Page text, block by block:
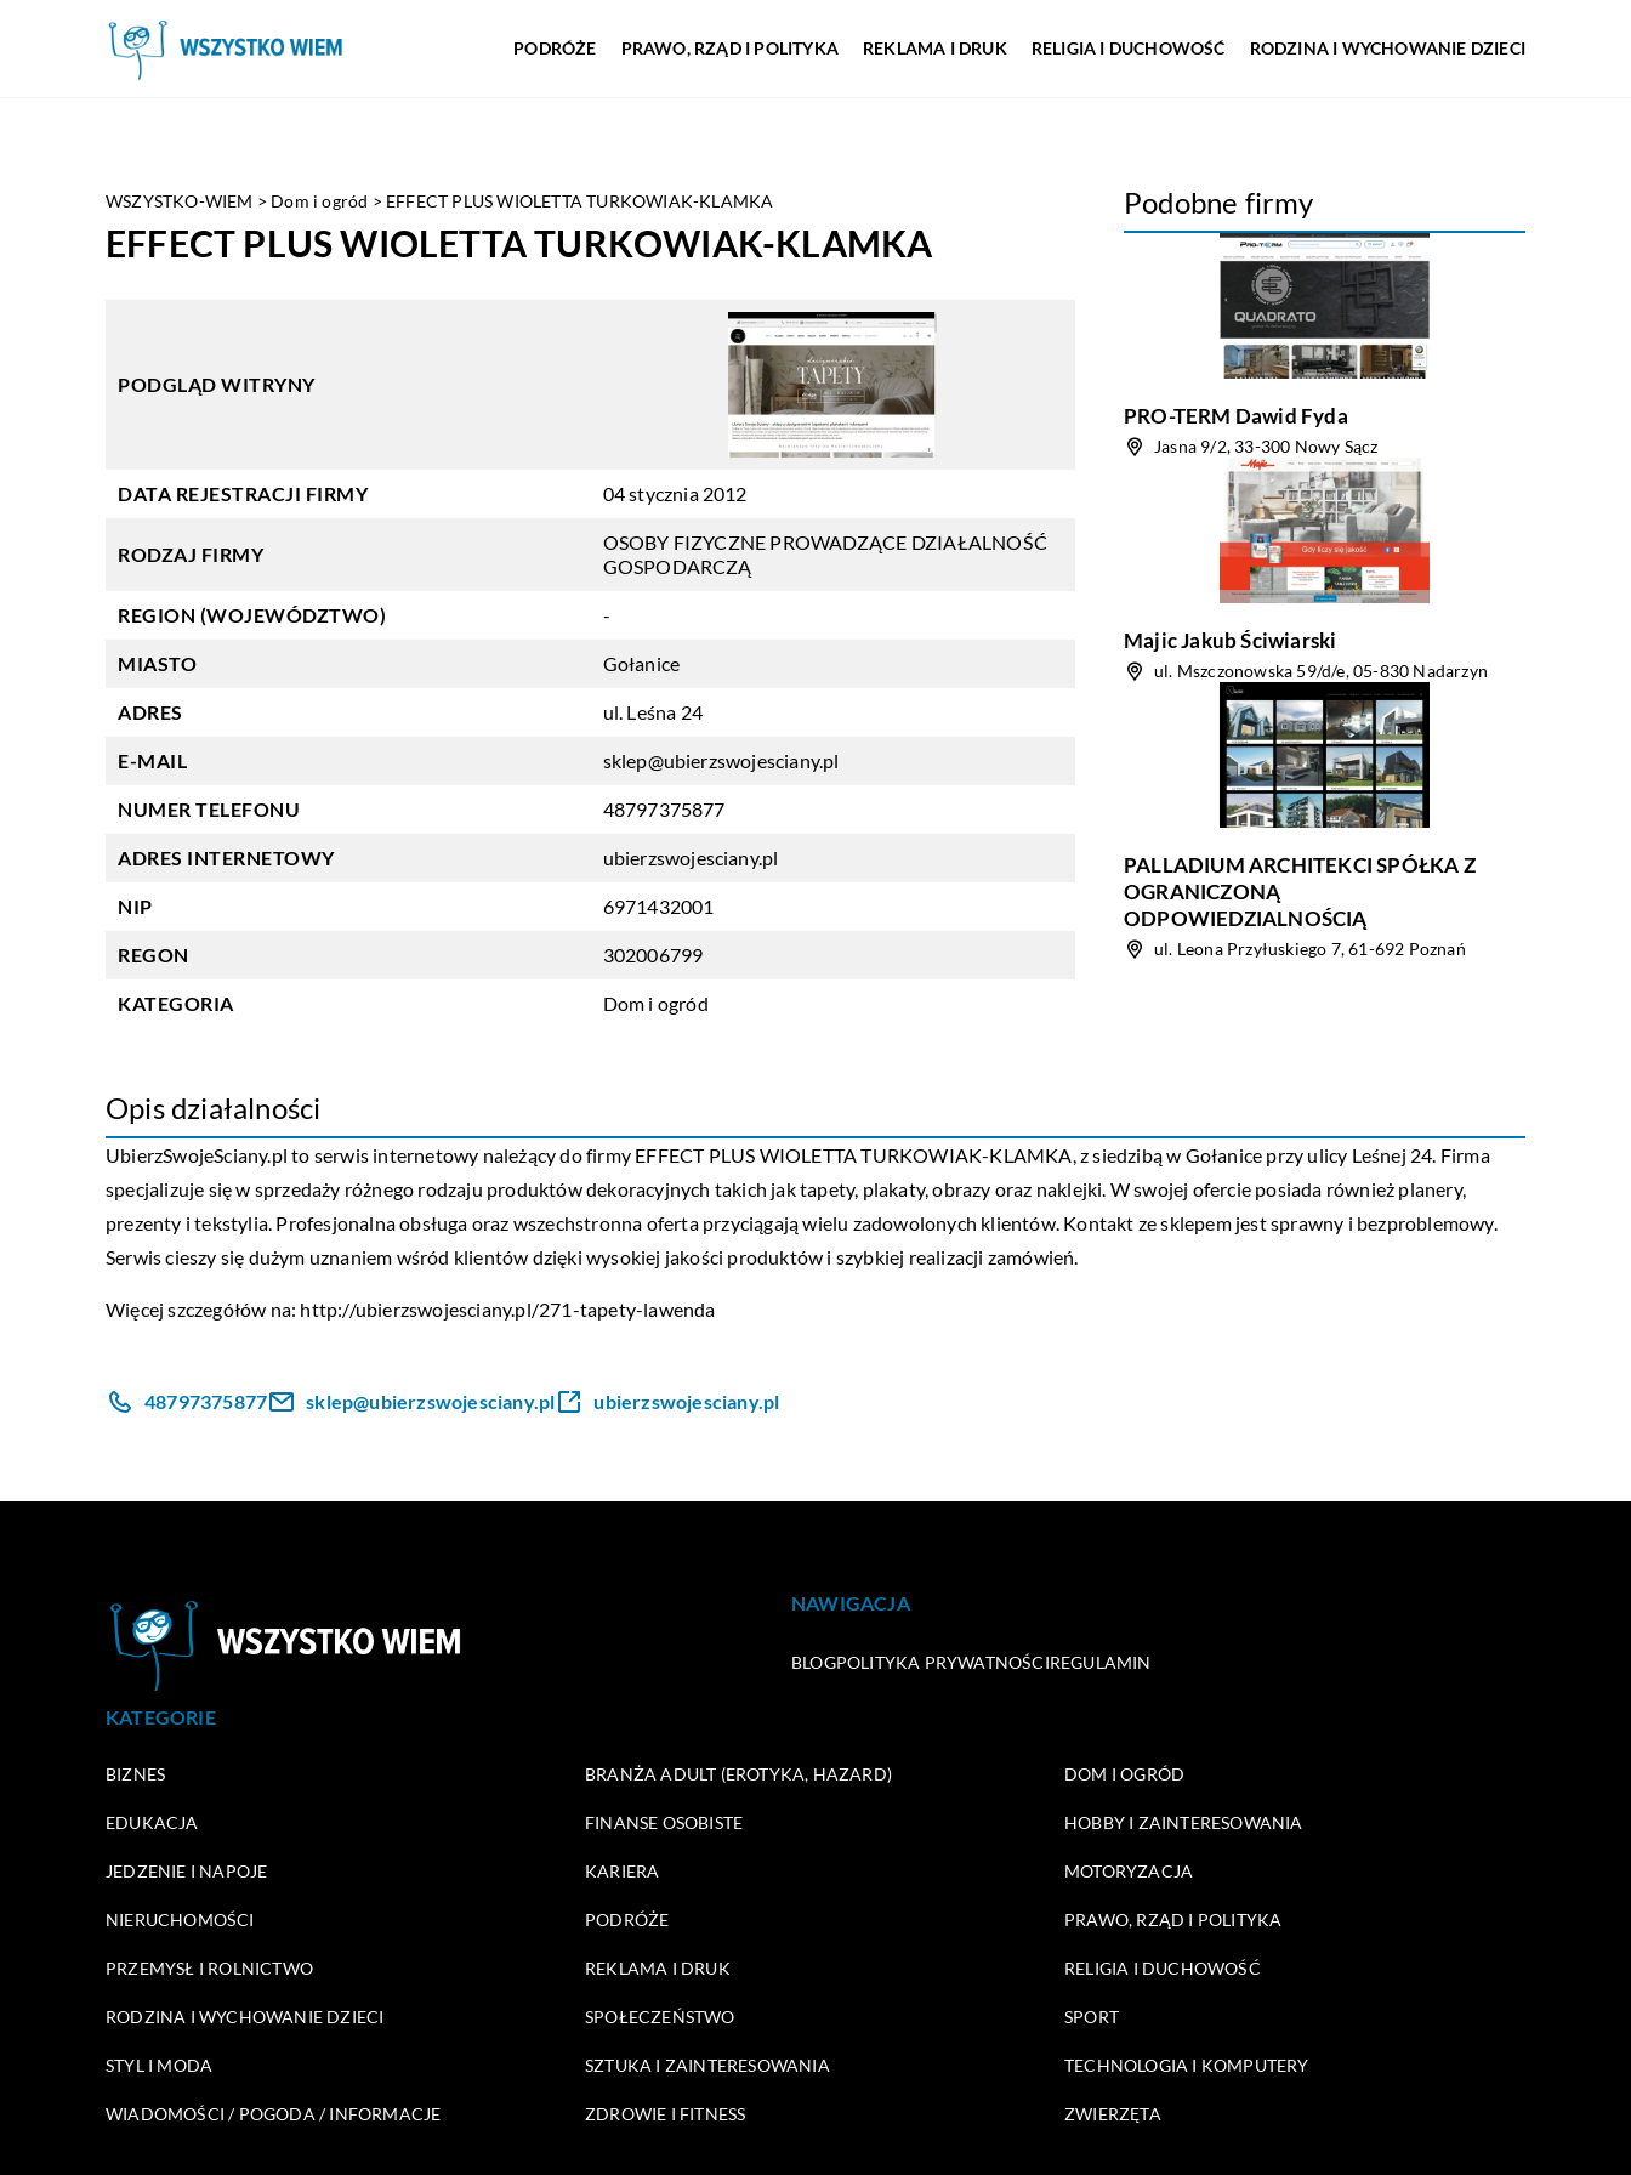
PODRÓŻE PRAWO, RZĄD I POLITYKA REKLAMA I DRUK RELIGIA I DUCHOWOŚĆ RODZINA I WYCHOWANIE DZIECI
WSZYSTKO-WIEM > Dom i ogród > EFFECT PLUS WIOLETTA TURKOWIAK-KLAMKA
EFFECT PLUS WIOLETTA TURKOWIAK-KLAMKA
PODGLĄD WITRYNY
DATA REJESTRACJI FIRMY 04 stycznia 2012
RODZAJ FIRMY
OSOBY FIZYCZNE PROWADZĄCE DZIAŁALNOŚĆ
GOSPODARCZĄ
REGION (WOJEWÓDZTWO) -
MIASTO Gołanice
ADRES ul. Leśna 24
E-MAIL sklep@ubierzswojesciany.pl
NUMER TELEFONU 48797375877
ADRES INTERNETOWY ubierzswojesciany.pl
NIP 6971432001
REGON 302006799
KATEGORIA Dom i ogród
Podobne firmy
PRO-TERM Dawid Fyda
Jasna 9/2, 33-300 Nowy Sącz
Majic Jakub Ściwiarski
ul. Mszczonowska 59/d/e, 05-830 Nadarzyn
PALLADIUM ARCHITEKCI SPÓŁKA Z
OGRANICZONĄ
ODPOWIEDZIALNOŚCIĄ
ul. Leona Przyłuskiego 7, 61-692 Poznań
Opis działalności
UbierzSwojeSciany.pl to serwis internetowy należący do firmy EFFECT PLUS WIOLETTA TURKOWIAK-KLAMKA, z siedzibą w Gołanice przy ulicy Leśnej 24. Firma
specjalizuje się w sprzedaży różnego rodzaju produktów dekoracyjnych takich jak tapety, plakaty, obrazy oraz naklejki. W swojej ofercie posiada również planery,
prezenty i tekstylia. Profesjonalna obsługa oraz wszechstronna oferta przyciągają wielu zadowolonych klientów. Kontakt ze sklepem jest sprawny i bezproblemowy.
Serwis cieszy się dużym uznaniem wśród klientów dzięki wysokiej jakości produktów i szybkiej realizacji zamówień.
Więcej szczegółów na: http://ubierzswojesciany.pl/271-tapety-lawenda
48797375877 sklep@ubierzswojesciany.pl ubierzswojesciany.pl
NAWIGACJA
BLOGPOLITYKA PRYWATNOŚCIREGULAMIN
KATEGORIE
BIZNES BRANŻA ADULT (EROTYKA, HAZARD) DOM I OGRÓD
EDUKACJA FINANSE OSOBISTE HOBBY I ZAINTERESOWANIA
JEDZENIE I NAPOJE KARIERA MOTORYZACJA
NIERUCHOMOŚCI PODRÓŻE PRAWO, RZĄD I POLITYKA
PRZEMYSŁ I ROLNICTWO REKLAMA I DRUK RELIGIA I DUCHOWOŚĆ
RODZINA I WYCHOWANIE DZIECI SPOŁECZEŃSTWO SPORT
STYL I MODA SZTUKA I ZAINTERESOWANIA TECHNOLOGIA I KOMPUTERY
WIADOMOŚCI / POGODA / INFORMACJE ZDROWIE I FITNESS ZWIERZĘTA